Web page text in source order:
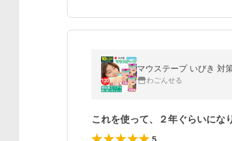
マウステープ いびき 対
わごんせる
これを使って、２年ぐらいにな
5